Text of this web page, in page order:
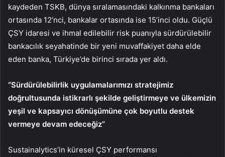
kaydeden TSKB, dünya sıralamasındaki kalkınma bankaları
ortasında 12’nci, bankalar ortasında ise 15’inci oldu. Güçlü
ÇSY idaresi ve ihmal edilebilir risk puanıyla sürdürülebilir
bankacılık seyahatinde bir yeni muvaffakiyet daha elde
eden banka, Türkiye’de birinci sırada yer aldı.
“Sürdürülebilirlik uygulamalarımızı stratejimiz
doğrultusunda istikrarlı şekilde geliştirmeye ve ülkemizin
yeşil ve kapsayıcı dönüşümüne çok boyutlu destek
vermeye devam edeceğiz”
Sustainalytics’in küresel ÇSY performansı